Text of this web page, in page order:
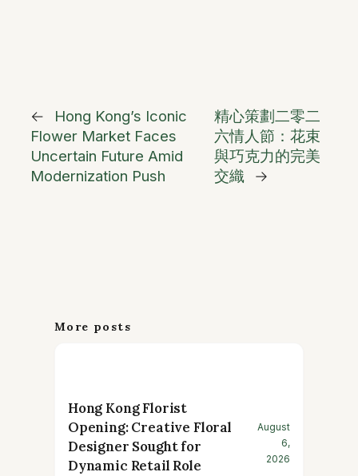
←
Hong Kong’s Iconic
Flower Market Faces
Uncertain Future Amid
Modernization Push
精心策劃二零二
六情人節：花束
與巧克力的完美
交織
→
More posts
Hong Kong Florist
Opening: Creative Floral
Designer Sought for
Dynamic Retail Role
August
6,
2026